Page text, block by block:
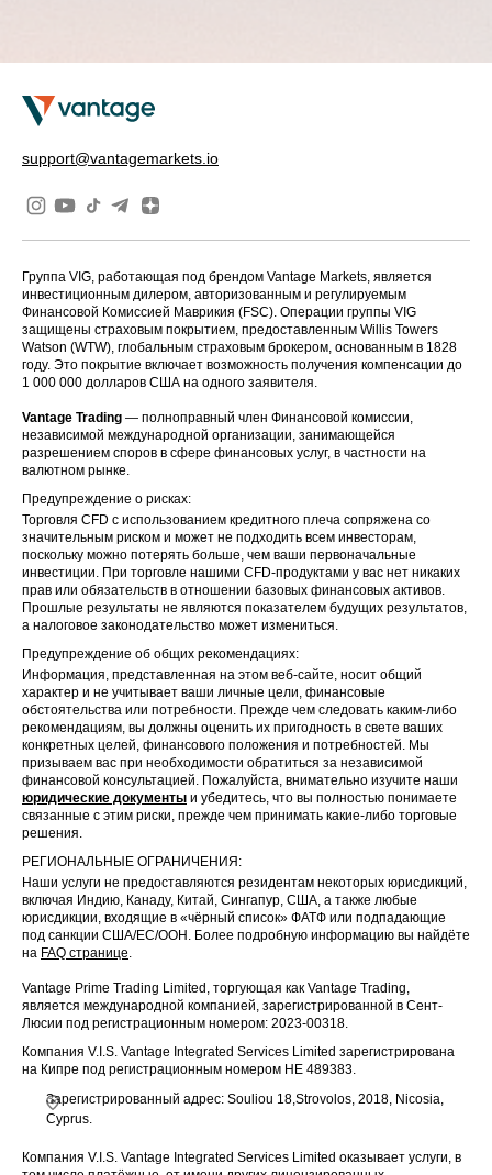
support@vantagemarkets.io
Группа VIG, работающая под брендом Vantage Markets, является
инвестиционным дилером, авторизованным и регулируемым
Финансовой Комиссией Маврикия (FSC). Операции группы VIG
защищены страховым покрытием, предоставленным Willis Towers
Watson (WTW), глобальным страховым брокером, основанным в 1828
году. Это покрытие включает возможность получения компенсации до
1 000 000 долларов США на одного заявителя.
Vantage Trading — полноправный член Финансовой комиссии,
независимой международной организации, занимающейся
разрешением споров в сфере финансовых услуг, в частности на
валютном рынке.
Предупреждение о рисках:
Торговля CFD с использованием кредитного плеча сопряжена со
значительным риском и может не подходить всем инвесторам,
поскольку можно потерять больше, чем ваши первоначальные
инвестиции. При торговле нашими CFD-продуктами у вас нет никаких
прав или обязательств в отношении базовых финансовых активов.
Прошлые результаты не являются показателем будущих результатов,
а налоговое законодательство может измениться.
Предупреждение об общих рекомендациях:
Информация, представленная на этом веб-сайте, носит общий
характер и не учитывает ваши личные цели, финансовые
обстоятельства или потребности. Прежде чем следовать каким-либо
рекомендациям, вы должны оценить их пригодность в свете ваших
конкретных целей, финансового положения и потребностей. Мы
призываем вас при необходимости обратиться за независимой
финансовой консультацией. Пожалуйста, внимательно изучите наши
юридические документы и убедитесь, что вы полностью понимаете
связанные с этим риски, прежде чем принимать какие-либо торговые
решения.
РЕГИОНАЛЬНЫЕ ОГРАНИЧЕНИЯ:
Наши услуги не предоставляются резидентам некоторых юрисдикций,
включая Индию, Канаду, Китай, Сингапур, США, а также любые
юрисдикции, входящие в «чёрный список» ФАТФ или подпадающие
под санкции США/ЕС/ООН. Более подробную информацию вы найдёте
на FAQ странице.
Vantage Prime Trading Limited, торгующая как Vantage Trading,
является международной компанией, зарегистрированной в Сент-
Люсии под регистрационным номером: 2023-00318.
Компания V.I.S. Vantage Integrated Services Limited зарегистрирована
на Кипре под регистрационным номером HE 489383.
Зарегистрированный адрес: Souliou 18,Strovolos, 2018, Nicosia,
Cyprus.
Компания V.I.S. Vantage Integrated Services Limited оказывает услуги, в